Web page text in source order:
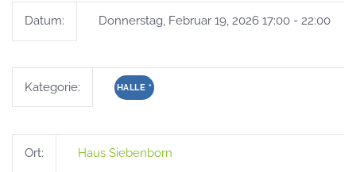
Datum: Donnerstag, Februar 19, 2026 17:00 - 22:00
Kategorie: HALLE *
Ort: Haus Siebenborn